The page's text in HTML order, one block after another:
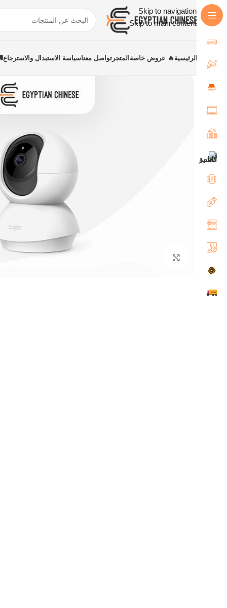
Skip to navigation
Skip to main content
الرئيسية 🔥 عروض خاصة المتجر تواصل معناسياسة الاستبدال والاسترجاع